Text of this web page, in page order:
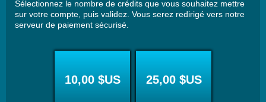
Sélectionnez le nombre de crédits que vous souhaitez mettre
sur votre compte, puis validez. Vous serez redirigé vers notre
serveur de paiement sécurisé.
10,00 $US 25,00 $US